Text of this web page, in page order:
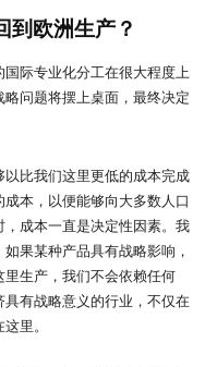
欧洲生产？
际专业化分工在很大程度上
问题将摆上桌面，最终决定
比我们这里更低的成本完成
本，以便能够向大多数人口
成本一直是决定性因素。我
果某种产品具有战略影响，
生产，我们不会依赖任何
有战略意义的行业，不仅在
里。